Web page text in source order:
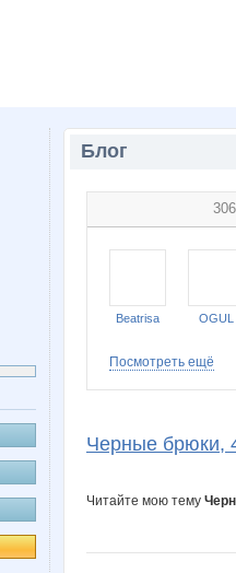
Блог
306
Beatrisa OGUL
Посмотреть ещё
Черные брюки,
Читайте мою тему